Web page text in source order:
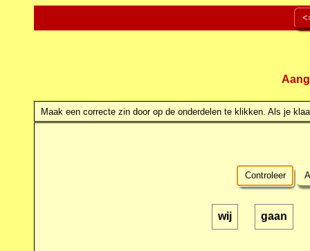
Maak een correcte zin door op de onderdelen te klikken. Als je
Controleer
wij gaan